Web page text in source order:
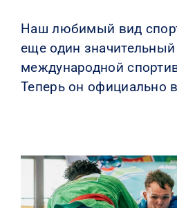
Наш любимый вид
еще один
международной
Теперь он официально